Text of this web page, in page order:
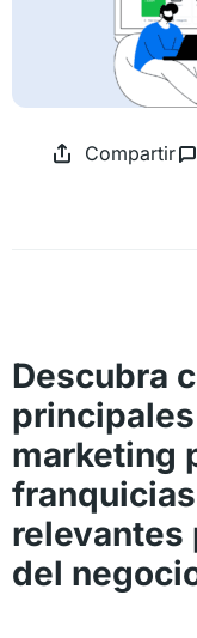
Compartir
Descubra
marketing
relevantes
del